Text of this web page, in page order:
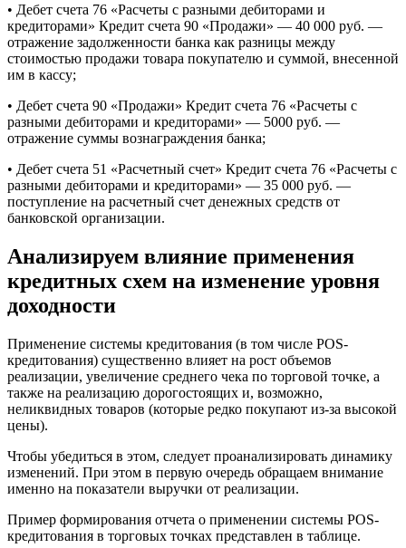
• Дебет счета 76 «Расчеты с разными дебиторами и
кредиторами» Кредит счета 90 «Продажи» — 40 000 руб. —
отражение задолженности банка как разницы между
стоимостью продажи товара покупателю и суммой, внесенной
им в кассу;
• Дебет счета 90 «Продажи» Кредит счета 76 «Расчеты с
разными дебиторами и кредиторами» — 5000 руб. —
отражение суммы вознаграждения банка;
• Дебет счета 51 «Расчетный счет» Кредит счета 76 «Расчеты с
разными дебиторами и кредиторами» — 35 000 руб. —
поступление на расчетный счет денежных средств от
банковской организации.
Анализируем влияние применения
кредитных схем на изменение уровня
доходности
Применение системы кредитования (в том числе POS-
кредитования) существенно влияет на рост объемов
реализации, увеличение среднего чека по торговой точке, а
также на реализацию дорогостоящих и, возможно,
неликвидных товаров (которые редко покупают из-за высокой
цены).
Чтобы убедиться в этом, следует проанализировать динамику
изменений. При этом в первую очередь обращаем внимание
именно на показатели выручки от реализации.
Пример формирования отчета о применении системы POS-
кредитования в торговых точках представлен в таблице.